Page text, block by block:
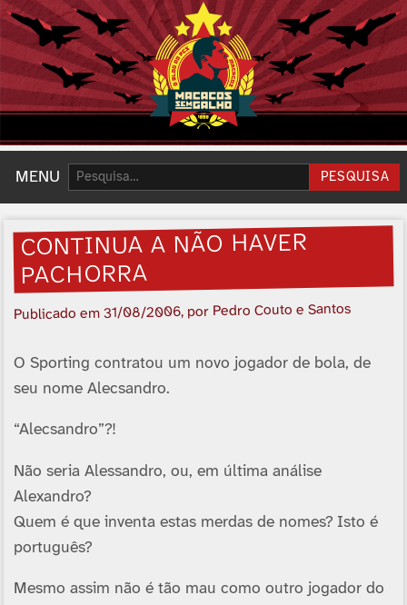
MENU Pesquisar: PESQUISA
CONTINUA A NÃO HAVER
PACHORRA
Publicado em31/08/2006, por Pedro Couto e Santos
O Sporting contratou um novo jogador de bola, de
seu nome Alecsandro.
“Alecsandro”?!
Não seria Alessandro, ou, em última análise
Alexandro?
Quem é que inventa estas merdas de nomes? Isto é
português?
Mesmo assim não é tão mau como outro jogador do